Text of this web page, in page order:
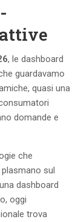
, le dashboard
guardavamo
quasi una
domande e
che
sul
dashboard
oggi
trova